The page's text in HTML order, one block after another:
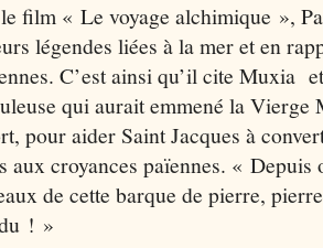
film « Le voyage alchimique »,
légendes liées à la mer et en
C’est ainsi qu’il cite Muxia
qui aurait emmené la Vierge
pour aider Saint Jacques à
aux croyances païennes. «
de cette barque de pierre,
! »